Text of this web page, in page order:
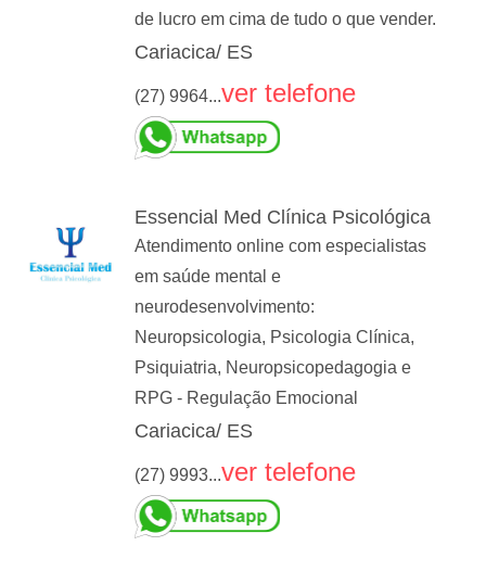
de lucro em cima de tudo o que vender.
Cariacica/ ES
(27) 9964...ver telefone
Essencial Med Clínica Psicológica
Atendimento online com especialistas
em saúde mental e
neurodesenvolvimento:
Neuropsicologia, Psicologia Clínica,
Psiquiatria, Neuropsicopedagogia e
RPG - Regulação Emocional
Cariacica/ ES
(27) 9993...ver telefone